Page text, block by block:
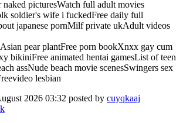
naked picturesWatch full adult movies
soldier's wife i fuckedFree daily full
japanese pornMilf private ukAdult videos
pear plantFree porn bookXnxx gay cum
bikiniFree animated hentai gamesList of teen
assNude beach movie scenesSwingers sex
lesbian
2026 03:32 posted by cuyqkaaj